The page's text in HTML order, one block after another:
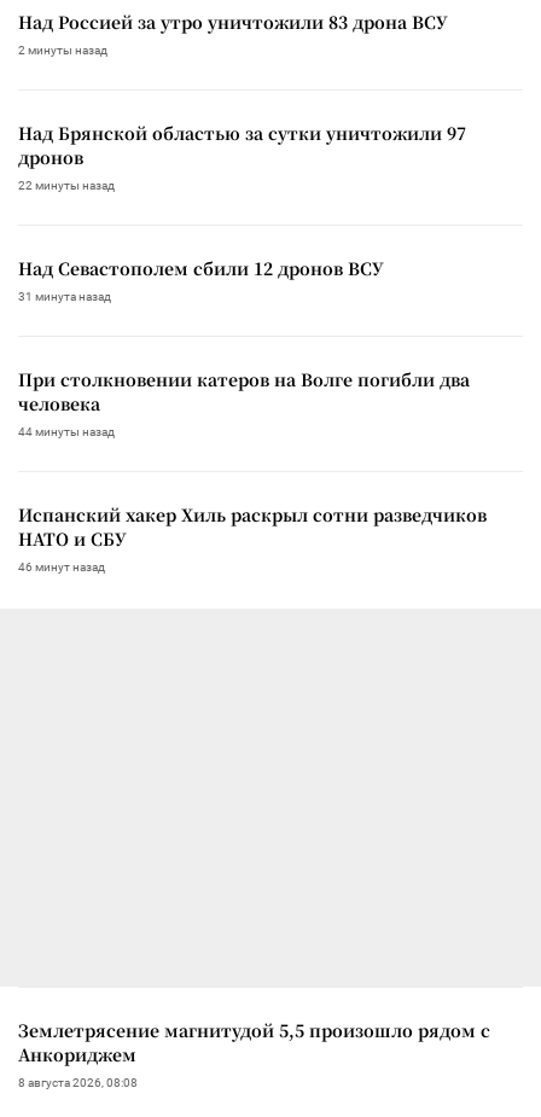
Над Россией за утро уничтожили 83 дрона ВСУ
2 минуты назад
Над Брянской областью за сутки уничтожили 97
дронов
22 минуты назад
Над Севастополем сбили 12 дронов ВСУ
31 минута назад
При столкновении катеров на Волге погибли два
человека
44 минуты назад
Испанский хакер Хиль раскрыл сотни разведчиков
НАТО и СБУ
46 минут назад
Землетрясение магнитудой 5,5 произошло рядом с
Анкориджем
8 августа 2026, 08:08